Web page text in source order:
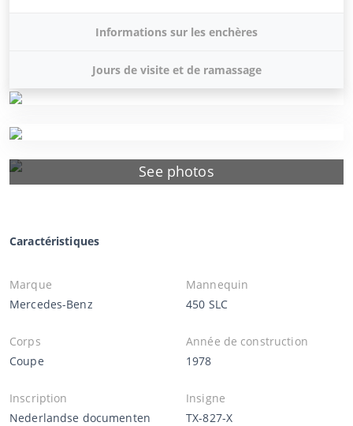
See photos
Informations sur les enchères
Jours de visite et de ramassage
Caractéristiques
Marque
Mercedes-Benz
Mannequin
450 SLC
Corps
Coupe
Année de construction
1978
Inscription
Nederlandse documenten
Insigne
TX-827-X